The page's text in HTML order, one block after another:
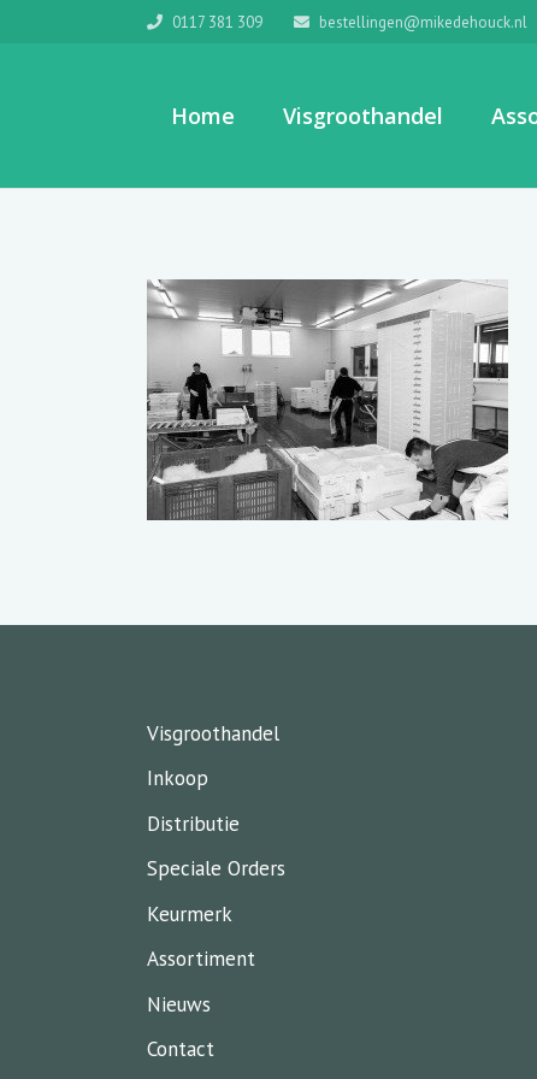
0117 381 309 bestellingen@mikedehouck.nl
Home Visgroothandel
Visgroothandel
Inkoop
Distributie
Speciale Orders
Keurmerk
Assortiment
Nieuws
Contact